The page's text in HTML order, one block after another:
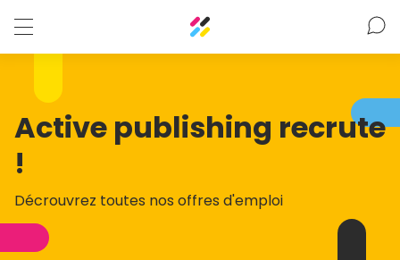
Active publishing recrute
!
Décrouvrez toutes nos offres d'emploi